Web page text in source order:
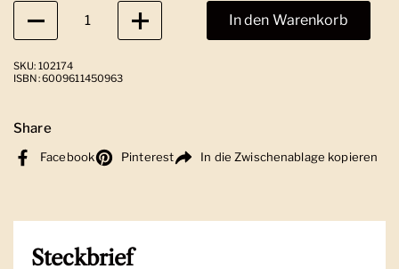
Anzahl
In den Warenkorb
SKU: 102174
ISBN: 6009611450963
Share
Facebook Pinterest In die Zwischenablage kopieren
Steckbrief